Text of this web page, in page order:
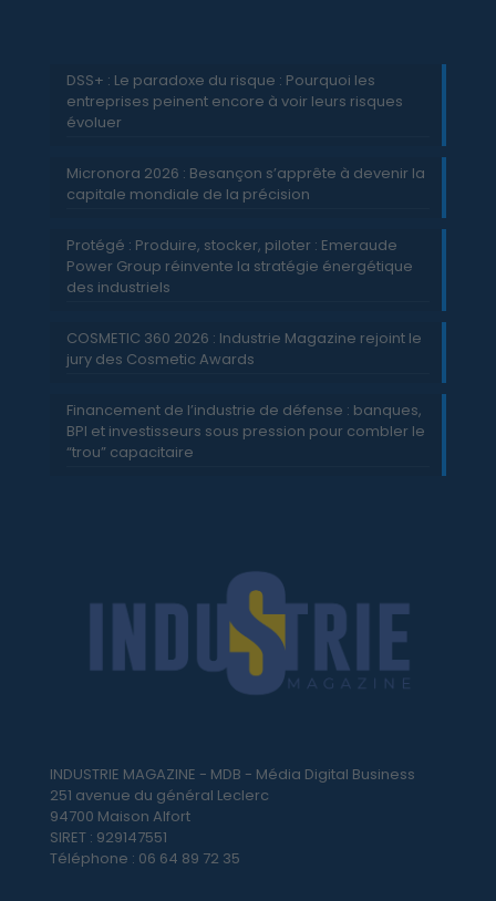
DSS+ : Le paradoxe du risque : Pourquoi les
entreprises peinent encore à voir leurs risques
évoluer
Micronora 2026 : Besançon s’apprête à devenir la
capitale mondiale de la précision
Protégé : Produire, stocker, piloter : Emeraude
Power Group réinvente la stratégie énergétique
des industriels
COSMETIC 360 2026 : Industrie Magazine rejoint le
jury des Cosmetic Awards
Financement de l’industrie de défense : banques,
BPI et investisseurs sous pression pour combler le
“trou” capacitaire
INDUSTRIE MAGAZINE - MDB - Média Digital Business
251 avenue du général Leclerc
94700 Maison Alfort
SIRET : 929147551
Téléphone : 06 64 89 72 35